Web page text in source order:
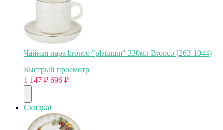
Чайная пара bronco "platinum" 330мл Bronco (263-1044)
Быстрый просмотр
1 147 ₽ 696 ₽
Скидка!